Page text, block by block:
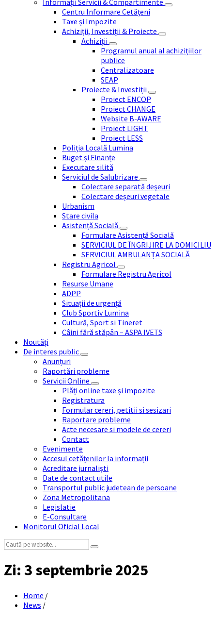
Informații Servicii & Compartimente
Centru Informare Cetățeni
Taxe și Impozite
Achiziții, Investiții & Proiecte
Achiziții
Programul anual al achizițiilor
publice
Centralizatoare
SEAP
Proiecte & Investiții
Proiect ENCOP
Proiect CHANGE
Website B-AWARE
Proiect LIGHT
Proiect LESS
Poliția Locală Lumina
Buget și Finanțe
Executare silită
Serviciul de Salubrizare
Colectare separată deșeuri
Colectare deșeuri vegetale
Urbanism
Stare civila
Asistență Socială
Formulare Asistență Socială
SERVICIUL DE ÎNGRIJIRE LA DOMICILIU
SERVICIUL AMBULANȚA SOCIALĂ
Registru Agricol
Formulare Registru Agricol
Resurse Umane
ADPP
Situații de urgență
Club Sportiv Lumina
Cultură, Sport si Tineret
Câini fără stăpân – ASPA IVETS
Noutăți
De interes public
Anunțuri
Raportări probleme
Servicii Online
Plăți online taxe și impozite
Registratura
Formular cereri, petitii si sesizari
Raportare probleme
Acte necesare si modele de cereri
Contact
Evenimente
Accesul cetățenilor la informații
Acreditare jurnaliști
Date de contact utile
Transportul public judetean de persoane
Zona Metropolitana
Legislatie
E-Consultare
Monitorul Oficial Local
Search:
Zi: 3 septembrie 2025
Home /
News /